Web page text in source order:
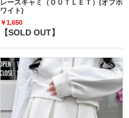
レースキャミ（ＯＵＴＬＥＴ）(オフホ
ワイト)
￥1,650
【SOLD OUT】